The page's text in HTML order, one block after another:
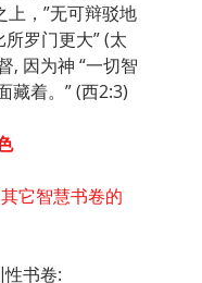
上，”无可辩驳地
罗门更大” (太
, 因为神 “一切智
藏着。” (西2:3)
它智慧书卷的
书卷: